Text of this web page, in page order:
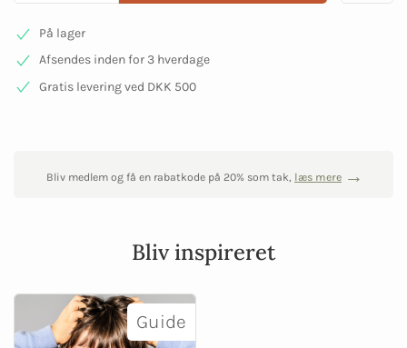
På lager
Afsendes inden for 3 hverdage
Gratis levering ved DKK 500
Bliv medlem og få en rabatkode på 20% som tak, læs mere
Bliv inspireret
Guide